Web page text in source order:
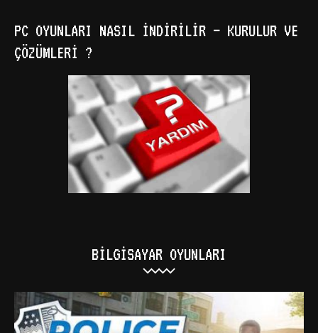
PC OYUNLARI NASIL İNDIRILIR – KURULUR VE
ÇÖZÜMLERI ?
BILGISAYAR OYUNLARI